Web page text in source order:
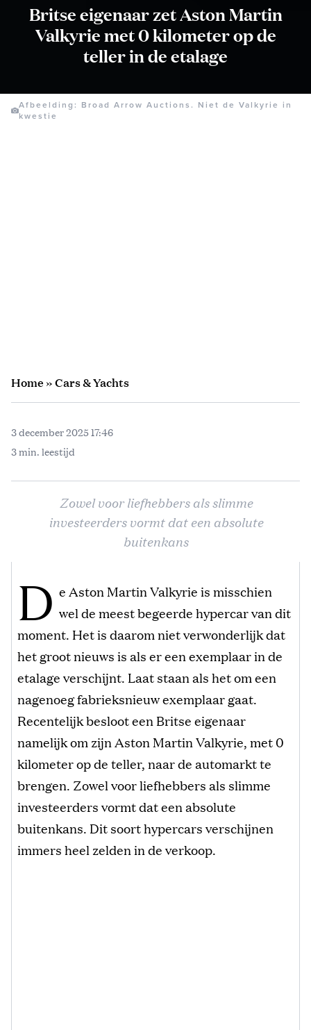
Britse eigenaar zet Aston Martin
Valkyrie met 0 kilometer op de
teller in de etalage
Afbeelding: Broad Arrow Auctions. Niet de Valkyrie in
kwestie
Home»Cars & Yachts
3 december 2025 17:46
3 min. leestijd
Zowel voor liefhebbers als slimme
investeerders vormt dat een absolute
buitenkans
D e Aston Martin Valkyrie is misschien
wel de meest begeerde hypercar van dit
moment. Het is daarom niet verwonderlijk dat
het groot nieuws is als er een exemplaar in de
etalage verschijnt. Laat staan als het om een
nagenoeg fabrieksnieuw exemplaar gaat.
Recentelijk besloot een Britse eigenaar
namelijk om zijn Aston Martin Valkyrie, met 0
kilometer op de teller, naar de automarkt te
brengen. Zowel voor liefhebbers als slimme
investeerders vormt dat een absolute
buitenkans. Dit soort hypercars verschijnen
immers heel zelden in de verkoop.